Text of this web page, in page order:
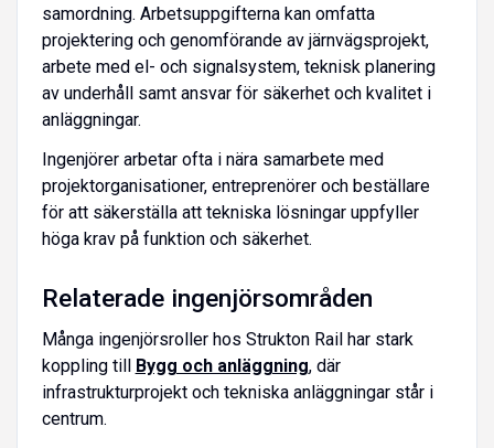
samordning. Arbetsuppgifterna kan omfatta
projektering och genomförande av järnvägsprojekt,
arbete med el- och signalsystem, teknisk planering
av underhåll samt ansvar för säkerhet och kvalitet i
anläggningar.
Ingenjörer arbetar ofta i nära samarbete med
projektorganisationer, entreprenörer och beställare
för att säkerställa att tekniska lösningar uppfyller
höga krav på funktion och säkerhet.
Relaterade ingenjörsområden
Många ingenjörsroller hos Strukton Rail har stark
koppling till Bygg och anläggning, där
infrastrukturprojekt och tekniska anläggningar står i
centrum.